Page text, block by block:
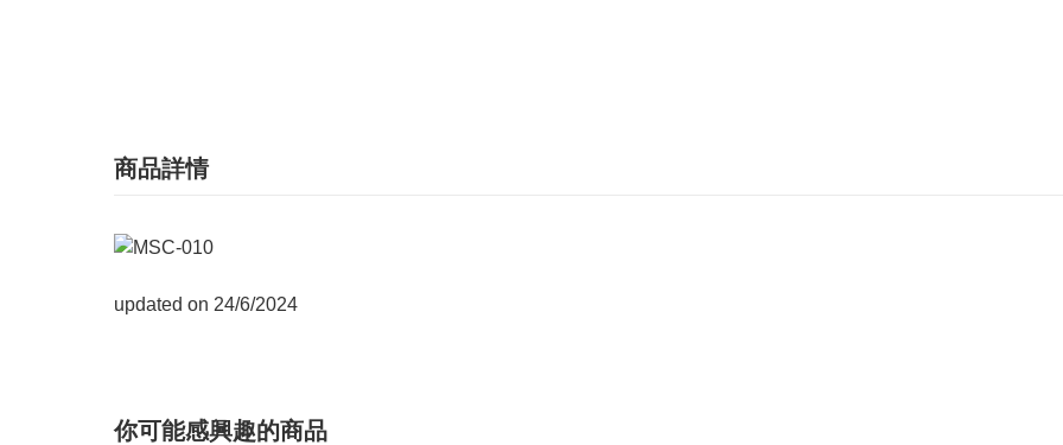
商品詳情
updated on 24/6/2024
你可能感興趣的商品